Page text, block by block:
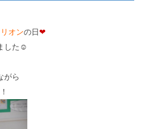
オンの日 ❤
した☺
がら